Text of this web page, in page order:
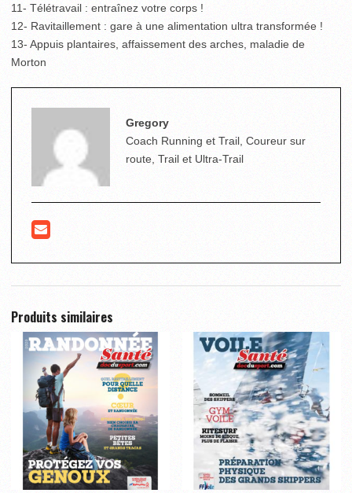
11- Télétravail : entraînez votre corps !
12- Ravitaillement : gare à une alimentation ultra transformée !
13- Appuis plantaires, affaissement des arches, maladie de
Morton
Gregory
Coach Running et Trail, Coureur sur
route, Trail et Ultra-Trail
Produits similaires